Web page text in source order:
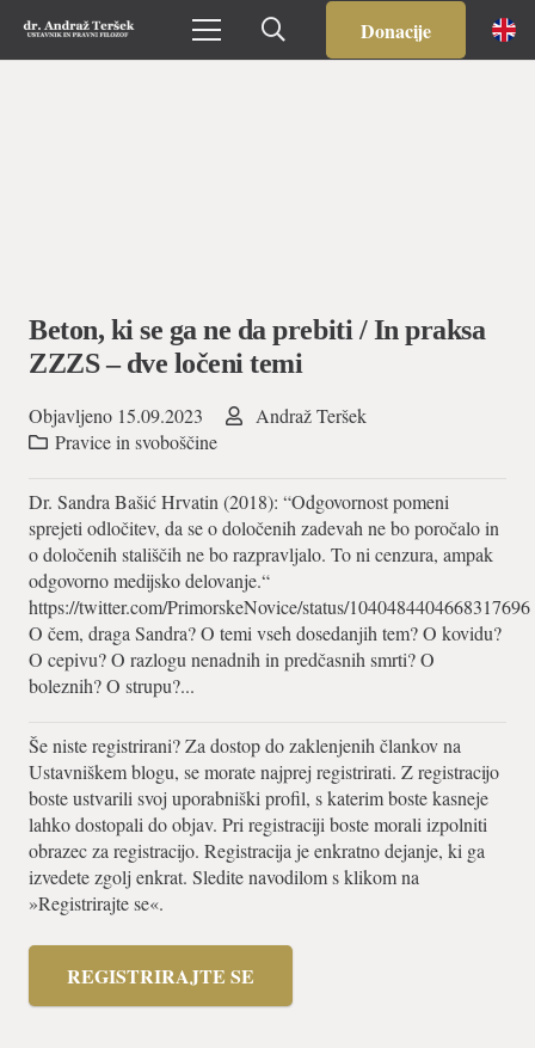
Donacije
Beton, ki se ga ne da prebiti / In praksa
ZZZS – dve ločeni temi
Objavljeno 15.09.2023
Andraž Teršek
Pravice in svoboščine
Dr. Sandra Bašić Hrvatin (2018): “Odgovornost pomeni
sprejeti odločitev, da se o določenih zadevah ne bo poročalo in
o določenih stališčih ne bo razpravljalo. To ni cenzura, ampak
odgovorno medijsko delovanje.“
https://twitter.com/PrimorskeNovice/status/1040484404668317696
O čem, draga Sandra? O temi vseh dosedanjih tem? O kovidu?
O cepivu? O razlogu nenadnih in predčasnih smrti? O
boleznih? O strupu?...
Še niste registrirani? Za dostop do zaklenjenih člankov na
Ustavniškem blogu, se morate najprej registrirati. Z registracijo
boste ustvarili svoj uporabniški profil, s katerim boste kasneje
lahko dostopali do objav. Pri registraciji boste morali izpolniti
obrazec za registracijo. Registracija je enkratno dejanje, ki ga
izvedete zgolj enkrat. Sledite navodilom s klikom na
»Registrirajte se«.
REGISTRIRAJTE SE